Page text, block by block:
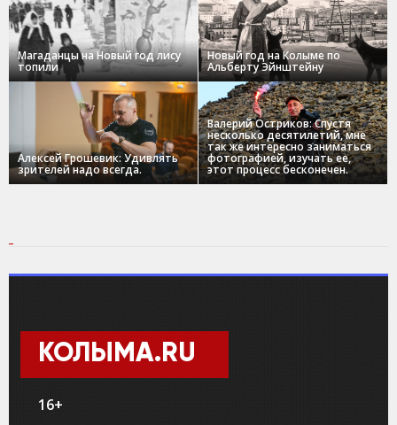
Магаданцы на Новый год лису
топили
Новый год на Колыме по
Альберту Эйнштейну
Алексей Грошевик: Удивлять
зрителей надо всегда.
Валерий Остриков: Спустя
несколько десятилетий, мне
так же интересно заниматься
фотографией, изучать ее,
этот процесс бесконечен.
КОЛЫМА.RU
16+